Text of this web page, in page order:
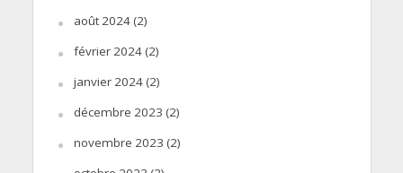
août 2024(2)
février 2024(2)
janvier 2024(2)
décembre 2023 (2)
novembre 2023 (2)